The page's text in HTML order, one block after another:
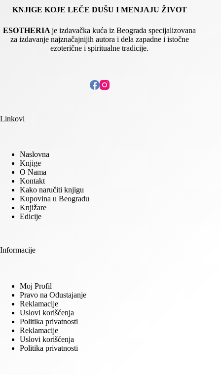
KNJIGE KOJE LEČE DUŠU I MENJAJU ŽIVOT
ESOTHERIAje izdavačka kuća iz Beograda specijalizovana
za izdavanje najznačajnijih autora i dela zapadne i istočne
ezoterične i spiritualne tradicije.
Linkovi
Naslovna
Knjige
O Nama
Kontakt
Kako naručiti knjigu
Kupovina u Beogradu
Knjižare
Edicije
Informacije
Moj Profil
Pravo na Odustajanje
Reklamacije
Uslovi korišćenja
Politika privatnosti
Reklamacije
Uslovi korišćenja
Politika privatnosti